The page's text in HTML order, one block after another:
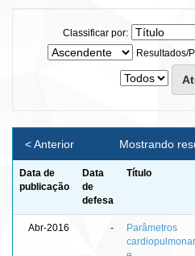
Classificar por:
Resultados/
Mostrando
< Anterior
Data de
publicação
Data
de
defesa
Título
Abr-2016 -
Parâmetros